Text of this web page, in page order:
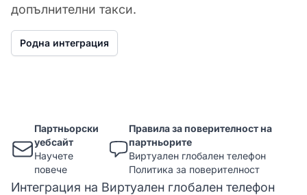
допълнителни такси.
Родна интеграция
Партньорски
уебсайт
Научете
повече
Правила за поверителност на
партньорите
Виртуален глобален телефон
Политика за поверителност
Интеграция на Виртуален глобален телефон